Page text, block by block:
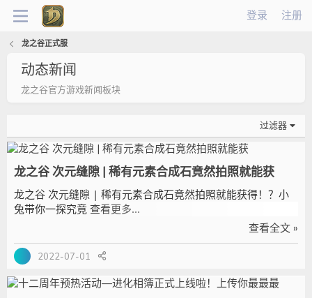
登录 注册
龙之谷正式服
动态新闻
龙之谷官方游戏新闻板块
过滤器
龙之谷 次元缝隙 | 稀有元素合成石竟然拍照就能获
龙之谷 次元缝隙 | 稀有元素合成石竟然拍照就能获得！？小
兔带你一探究竟 查看更多...
查看全文 »
2022-07-01